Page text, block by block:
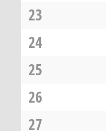
23
24
25
26
27